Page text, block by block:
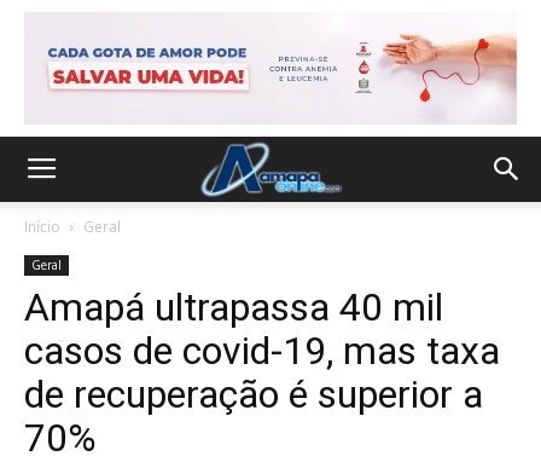
Início Geral
Geral
Amapá ultrapassa 40 mil
casos de covid-19, mas taxa
de recuperação é superior a
70%